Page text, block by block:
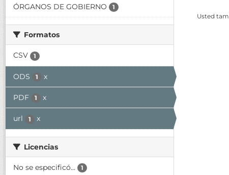
ÓRGANOS DE GOBIERNO 1
Formatos
CSV 1
ODS 1 x
PDF 1 x
url 1 x
Licencias
No se especificó... 1
Usted